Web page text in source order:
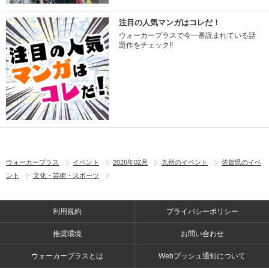
注目の人気マンガはコレだ！
ウォーカープラスで今一番読まれている話
題作をチェック!!
ウォーカープラス イベント 2026年02月 九州のイベント
佐賀県のイベ
ント
文化・芸術・スポーツ
利用規約 プライバシーポリシー
推奨環境 お問い合わせ
ウォーカープラスとは Webプッシュ通知について